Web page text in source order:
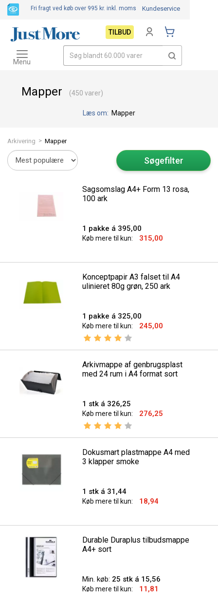
Mapper (450 varer)
Læs om: Mapper
Arkivering > Mapper
Søgefilter
Sagsomslag A4+ Form 13 rosa,
100 ark
1 pakke á 395,00
Køb mere til kun: 315,00
Konceptpapir A3 falset til A4
ulinieret 80g grøn, 250 ark
1 pakke á 325,00
Køb mere til kun: 245,00
Vurdering:
Arkivmappe af genbrugsplast
med 24 rum i A4 format sort
1 stk á 326,25
Køb mere til kun: 276,25
Vurdering:
Dokusmart plastmappe A4 med
3 klapper smoke
1 stk á 31,44
Køb mere til kun: 18,94
Durable Duraplus tilbudsmappe
A4+ sort
Min. køb: 25 stk á 15,56
Køb mere til kun: 11,81
Fri fragt ved køb over 995 kr. inkl. moms Kundeservice
TILBUD
Toggle
navigation
Menu